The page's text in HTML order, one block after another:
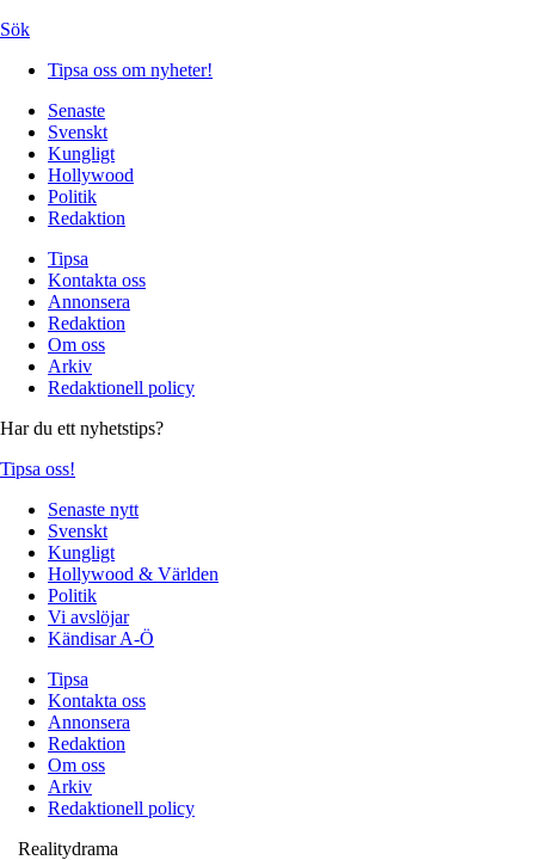
Sök
Tipsa oss om nyheter!
Senaste
Svenskt
Kungligt
Hollywood
Politik
Redaktion
Tipsa
Kontakta oss
Annonsera
Redaktion
Om oss
Arkiv
Redaktionell policy
Har du ett nyhetstips?
Tipsa oss!
Senaste nytt
Svenskt
Kungligt
Hollywood & Världen
Politik
Vi avslöjar
Kändisar A-Ö
Tipsa
Kontakta oss
Annonsera
Redaktion
Om oss
Arkiv
Redaktionell policy
Realitydrama